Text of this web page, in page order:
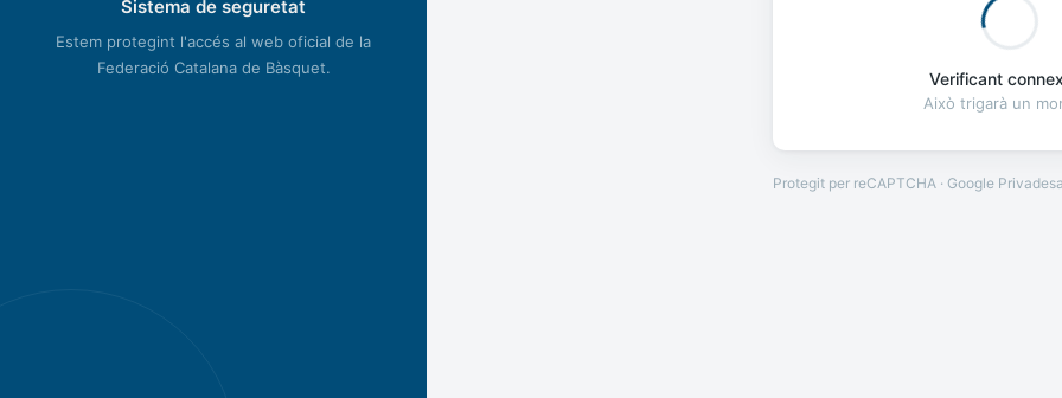
Sistema de seguretat
Estem protegint l'accés al web oficial de la
Federació Catalana de Bàsquet.
Verificant
Això trigarà un
Protegit per reCAPTCHA · Google Privadesa